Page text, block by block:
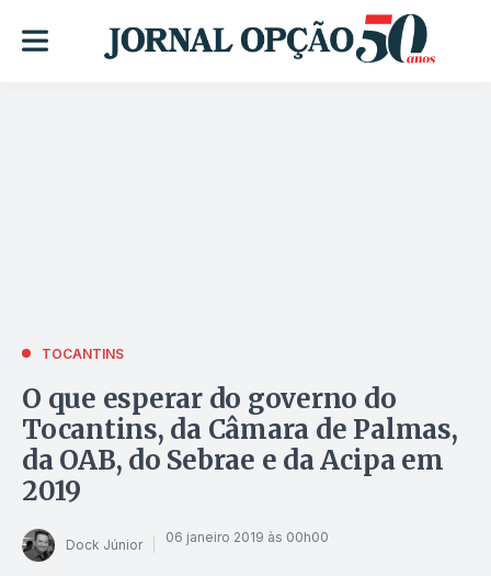
TOCANTINS
O que esperar do governo do
Tocantins, da Câmara de Palmas,
da OAB, do Sebrae e da Acipa em
2019
Dock Júnior 06 janeiro 2019 às 00h00